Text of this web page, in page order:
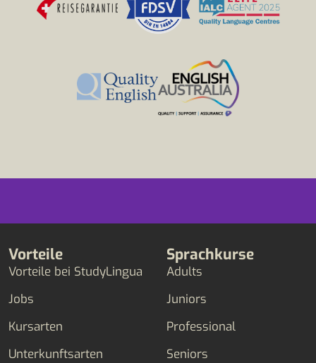
Vorteile
Vorteile bei StudyLingua
Jobs
Kursarten
Unterkunftsarten
Sprachkurse
Adults
Juniors
Professional
Seniors